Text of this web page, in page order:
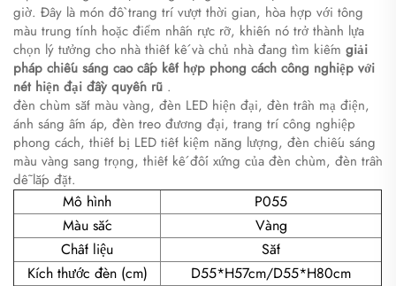
giờ. Đây là món đồ trang trí vượt thời gian, hòa hợp với tông
màu trung tính hoặc điểm nhấn rực rỡ, khiến nó trở thành lựa
chọn lý tưởng cho nhà thiết kế và chủ nhà đang tìm kiếm​ ​giải
pháp chiếu sáng cao cấp kết hợp phong cách công nghiệp với
nét hiện đại đầy quyến rũ​ .
đèn chùm sắt màu vàng, đèn LED hiện đại, đèn trần mạ điện,
ánh sáng ấm áp, đèn treo đương đại, trang trí công nghiệp
phong cách, thiết bị LED tiết kiệm năng lượng, đèn chiếu sáng
màu vàng sang trọng, thiết kế đối xứng của đèn chùm, đèn trần
dễ lắp đặt.
Mô hình
P055
Màu sắc
Vàng
Chất liệu
Sắt
Kích thước đèn (cm)
D55*H57cm/D55*H80cm